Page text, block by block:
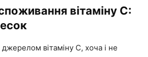
вітаміну С:
вітаміну С, хоча і не